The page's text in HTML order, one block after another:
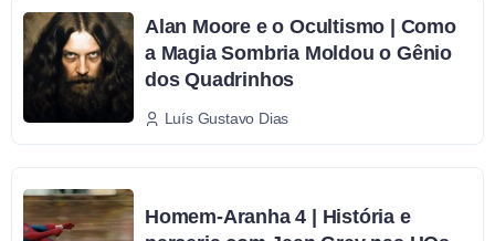
Alan Moore e o Ocultismo | Como
a Magia Sombria Moldou o Gênio
dos Quadrinhos
Luís Gustavo Dias
Homem-Aranha 4 | História e